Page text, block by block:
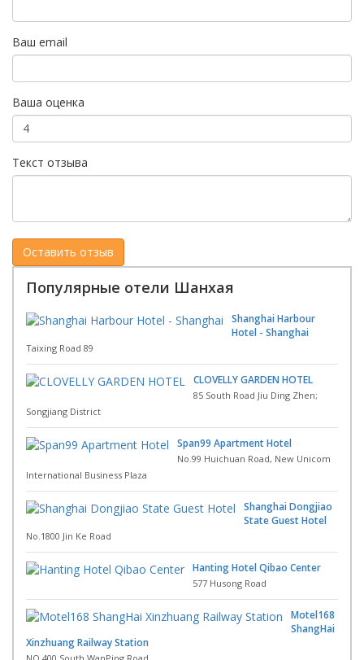
Ваш email
Ваша оценка
Текст отзыва
Популярные отели Шанхая
Shanghai Harbour
Hotel - Shanghai
Taixing Road 89
CLOVELLY GARDEN HOTEL
85 South Road Jiu Ding Zhen;
Songjiang District
Span99 Apartment Hotel
No.99 Huichuan Road, New Unicom
International Business Plaza
Shanghai Dongjiao
State Guest Hotel
No.1800 Jin Ke Road
Hanting Hotel Qibao Center
577 Husong Road
Motel168
ShangHai
Xinzhuang Railway Station